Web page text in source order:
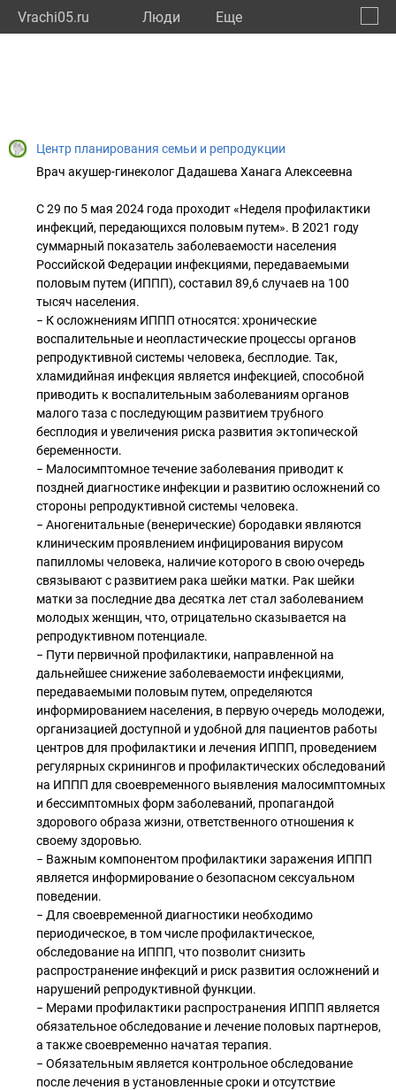
Vrachi05.ru Люди Eще
Центр планирования семьи и репродукции
Врач акушер-гинеколог Дадашева Ханага Алексеевна
С 29 по 5 мая 2024 года проходит «Неделя профилактики
инфекций, передающихся половым путем». В 2021 году
суммарный показатель заболеваемости населения
Российской Федерации инфекциями, передаваемыми
половым путем (ИППП), составил 89,6 случаев на 100
тысяч населения.
− К осложнениям ИППП относятся: хронические
воспалительные и неопластические процессы органов
репродуктивной системы человека, бесплодие. Так,
хламидийная инфекция является инфекцией, способной
приводить к воспалительным заболеваниям органов
малого таза с последующим развитием трубного
бесплодия и увеличения риска развития эктопической
беременности.
− Малосимптомное течение заболевания приводит к
поздней диагностике инфекции и развитию осложнений со
стороны репродуктивной системы человека.
− Аногенитальные (венерические) бородавки являются
клиническим проявлением инфицирования вирусом
папилломы человека, наличие которого в свою очередь
связывают с развитием рака шейки матки. Рак шейки
матки за последние два десятка лет стал заболеванием
молодых женщин, что, отрицательно сказывается на
репродуктивном потенциале.
− Пути первичной профилактики, направленной на
дальнейшее снижение заболеваемости инфекциями,
передаваемыми половым путем, определяются
информированием населения, в первую очередь молодежи,
организацией доступной и удобной для пациентов работы
центров для профилактики и лечения ИППП, проведением
регулярных скринингов и профилактических обследований
на ИППП для своевременного выявления малосимптомных
и бессимптомных форм заболеваний, пропагандой
здорового образа жизни, ответственного отношения к
своему здоровью.
− Важным компонентом профилактики заражения ИППП
является информирование о безопасном сексуальном
поведении.
− Для своевременной диагностики необходимо
периодическое, в том числе профилактическое,
обследование на ИППП, что позволит снизить
распространение инфекций и риск развития осложнений и
нарушений репродуктивной функции.
− Мерами профилактики распространения ИППП является
обязательное обследование и лечение половых партнеров,
а также своевременно начатая терапия.
− Обязательным является контрольное обследование
после лечения в установленные сроки и отсутствие